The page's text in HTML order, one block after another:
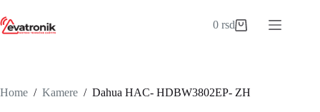
to
content
Shopping
0rsd
Home / Kamere / Dahua HAC- HDBW3802EP- ZH